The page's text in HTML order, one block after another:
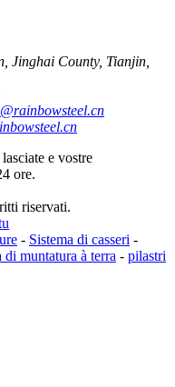
Jinghai County, Tianjin,
e vostre
ore.
riservati.
- Sistema di casseri -
di muntatura à terra - pilastri